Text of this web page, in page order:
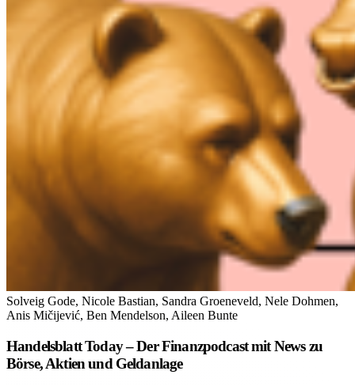
Solveig Gode, Nicole Bastian, Sandra Groeneveld, Nele Dohmen,
Anis Mičijević, Ben Mendelson, Aileen Bunte
Handelsblatt Today – Der Finanzpodcast mit News zu
Börse, Aktien und Geldanlage